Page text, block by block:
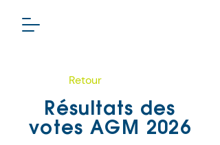
Retour
Résultats des
votes AGM 2026